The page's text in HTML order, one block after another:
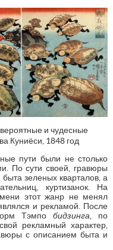
и чудесные
Куниёси, 1848 год
пути были не столько
По сути своей, гравюры
зеленых кварталов, а
куртизанок. На
этот жанр не менял
и рекламой. После
Тэмпобидзинга, по
рекламный характер,
с описанием быта и